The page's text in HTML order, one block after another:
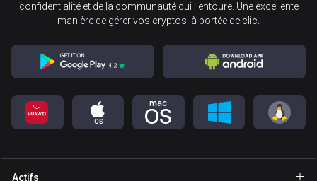
confidentialité et de la communauté qui l’entoure. Une excellente
manière de gérer vos cryptos, à portée de clic.
Actifs